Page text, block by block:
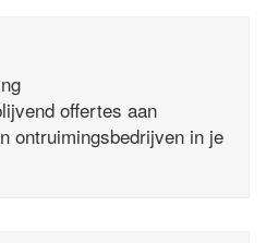
offertes aan
ontruimingsbedrijven in je